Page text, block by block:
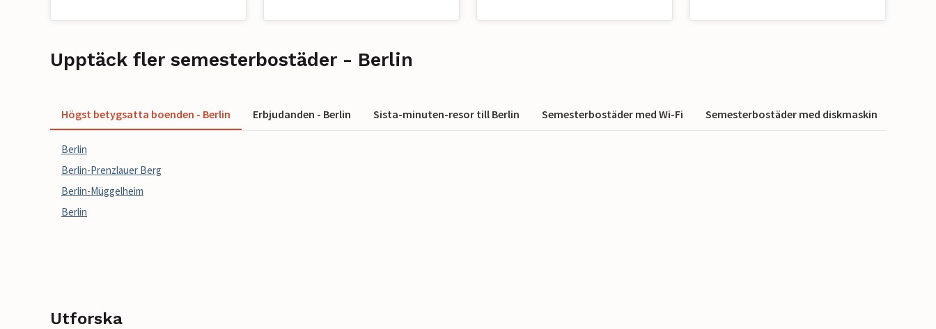
Upptäck fler semesterbostäder - Berlin
Högst betygsatta boenden - Berlin Erbjudanden - Berlin Sista-minuten-resor till Berlin Semesterbostäder med Wi-Fi Semesterbostäder med diskmaskin
Berlin
Berlin-Prenzlauer Berg
Berlin-Müggelheim
Berlin
Utforska